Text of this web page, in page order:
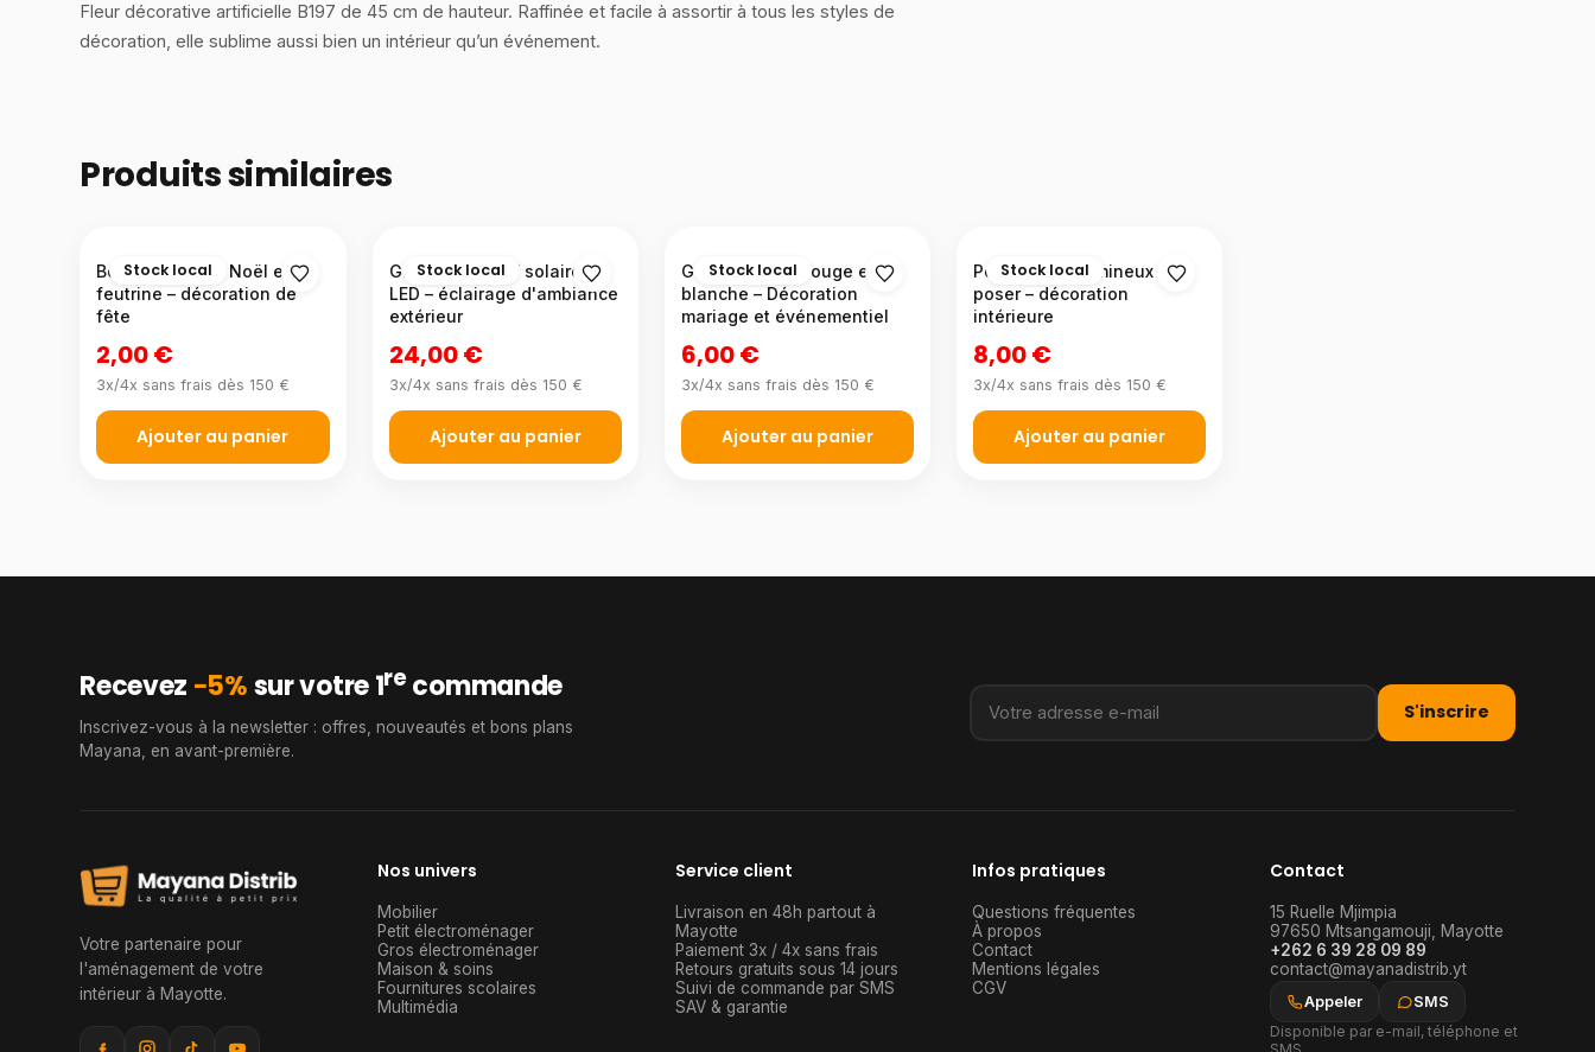
Fleur décorative artificielle B197 de 45 cm de hauteur. Raffinée et facile à assortir à tous les styles de
décoration, elle sublime aussi bien un intérieur qu’un événement.
Produits similaires
Stock local
Bonnet de Père Noël en
feutrine – décoration de
fête
2,00 €
3x/4x sans frais dès 150 €
Ajouter au panier
Stock local
Globe décoratif solaire 72
LED – éclairage d'ambiance
extérieur
24,00 €
3x/4x sans frais dès 150 €
Ajouter au panier
Stock local
Guirlande boa rouge et
blanche – Décoration
mariage et événementiel
6,00 €
3x/4x sans frais dès 150 €
Ajouter au panier
Stock local
Personnage lumineux à
poser – décoration
intérieure
8,00 €
3x/4x sans frais dès 150 €
Ajouter au panier
Recevez −5%sur votre 1recommande
Inscrivez-vous à la newsletter : offres, nouveautés et bons plans
Mayana, en avant-première.
S'inscrire
Votre partenaire pour
l'aménagement de votre
intérieur à Mayotte.
Nos univers
Mobilier
Petit électroménager
Gros électroménager
Maison & soins
Fournitures scolaires
Multimédia
Service client
Livraison en 48h partout à
Mayotte
Paiement 3x / 4x sans frais
Retours gratuits sous 14 jours
Suivi de commande par SMS
SAV & garantie
Infos pratiques
Questions fréquentes
À propos
Contact
Mentions légales
CGV
Contact
15 Ruelle Mjimpia
97650 Mtsangamouji, Mayotte
+262 6 39 28 09 89
contact@mayanadistrib.yt
Appeler
SMS
Disponible par e-mail, téléphone et